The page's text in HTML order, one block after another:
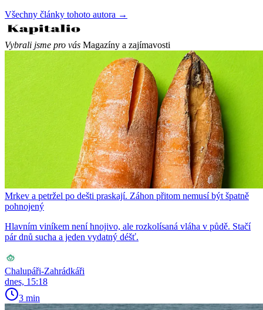
Všechny články tohoto autora →
Vybrali jsme pro vás Magazíny a zajímavosti
Mrkev a petržel po dešti praskají. Záhon přitom nemusí být špatně
pohnojený
Hlavním viníkem není hnojivo, ale rozkolísaná vláha v půdě. Stačí
pár dnů sucha a jeden vydatný déšť.
Chalupáři-Zahrádkáři
dnes, 15:18
3 min